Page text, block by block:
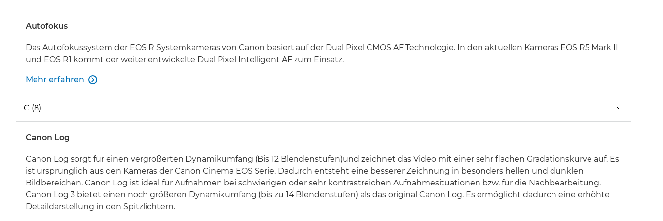
Autofokus
Das Autofokussystem der EOS R Systemkameras von Canon basiert auf der Dual Pixel CMOS AF Technologie. In den aktuellen Kameras EOS R5 Mark II
und EOS R1 kommt der weiter entwickelte Dual Pixel Intelligent AF zum Einsatz.
Mehr erfahren 
C (8)
Canon Log
Canon Log sorgt für einen vergrößerten Dynamikumfang (Bis 12 Blendenstufen)und zeichnet das Video mit einer sehr flachen Gradationskurve auf. Es
ist ursprünglich aus den Kameras der Canon Cinema EOS Serie. Dadurch entsteht eine besserer Zeichnung in besonders hellen und dunklen
Bildbereichen. Canon Log ist ideal für Aufnahmen bei schwierigen oder sehr kontrastreichen Aufnahmesituationen bzw. für die Nachbearbeitung.
Canon Log 3 bietet einen noch größeren Dynamikumfang (bis zu 14 Blendenstufen) als das original Canon Log. Es ermöglicht dadurch eine erhöhte
Detaildarstellung in den Spitzlichtern.